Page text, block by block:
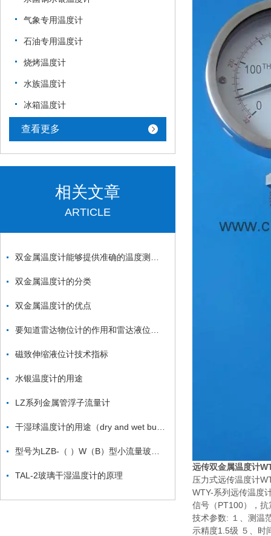
气象专用温度计
石油专用温度计
烧烤温度计
水族温度计
冰箱温度计
查看更多
相关文章
ARTICLE
双金属温度计的分类
双金属温度计的优点
磁致伸缩液位计技术指标
水银温度计的用途
LZ系列金属管浮子流量计
TAL-2玻璃干湿温度计的原理
远传双金属温度计
压力式远传温度计
WTY-系列远传温度
信号（PT100），
技术参数: １、
示精度1.5级 ５